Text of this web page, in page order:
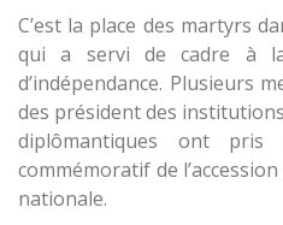
C’est la place des martyrs
qui a servi de cadre à
d’indépendance. Plusieurs
des président des
diplômantiques ont
commémoratif de
nationale.